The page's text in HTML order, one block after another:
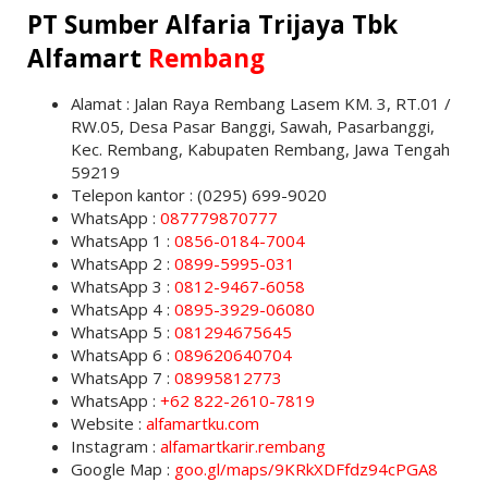
PT Sumber Alfaria Trijaya Tbk
Alfamart Rembang
Alamat : Jalan Raya Rembang Lasem KM. 3, RT.01 /
RW.05, Desa Pasar Banggi, Sawah, Pasarbanggi,
Kec. Rembang, Kabupaten Rembang, Jawa Tengah
59219
Telepon kantor : (0295) 699-9020
WhatsApp : 087779870777
WhatsApp 1 : 0856-0184-7004
WhatsApp 2 : 0899-5995-031
WhatsApp 3 : 0812-9467-6058
WhatsApp 4 : 0895-3929-06080
WhatsApp 5 : 081294675645
WhatsApp 6 : 089620640704
WhatsApp 7 : 08995812773
WhatsApp : +62 822-2610-7819
Website : alfamartku.com
Instagram : alfamartkarir.rembang
Google Map : goo.gl/maps/9KRkXDFfdz94cPGA8